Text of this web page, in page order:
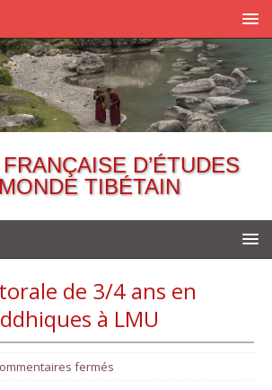
D’ÉTUDES
TIBÉTAIN
de 3/4 ans en
à LMU
fermés